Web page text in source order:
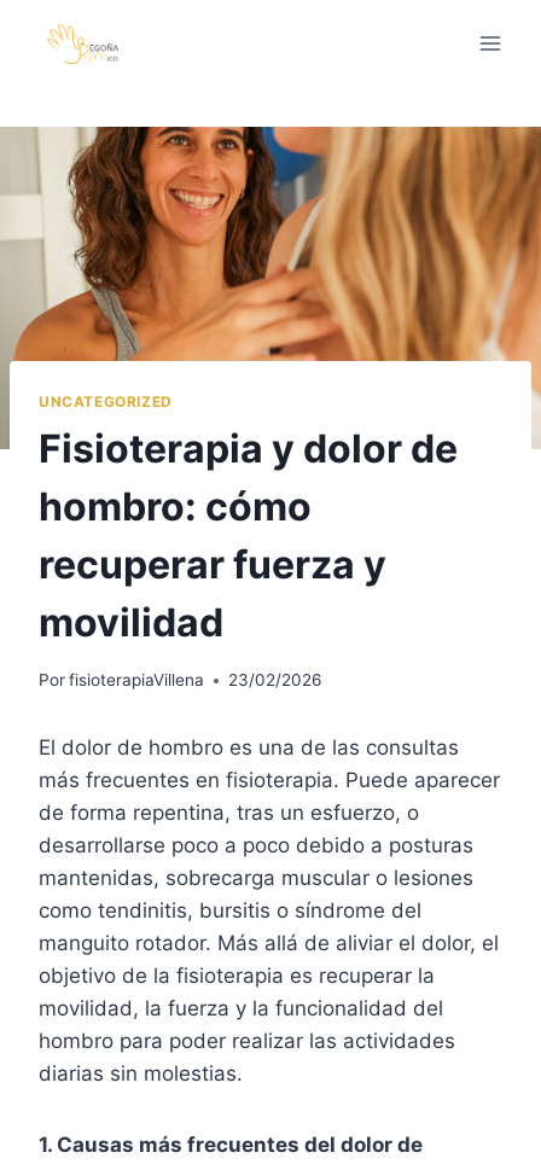
UNCATEGORIZED
Fisioterapia y dolor de
hombro: cómo
recuperar fuerza y
movilidad
PorfisioterapiaVillena 23/02/2026
El dolor de hombro es una de las consultas
más frecuentes en fisioterapia. Puede aparecer
de forma repentina, tras un esfuerzo, o
desarrollarse poco a poco debido a posturas
mantenidas, sobrecarga muscular o lesiones
como tendinitis, bursitis o síndrome del
manguito rotador. Más allá de aliviar el dolor, el
objetivo de la fisioterapia es recuperar la
movilidad, la fuerza y la funcionalidad del
hombro para poder realizar las actividades
diarias sin molestias.
1. Causas más frecuentes del dolor de